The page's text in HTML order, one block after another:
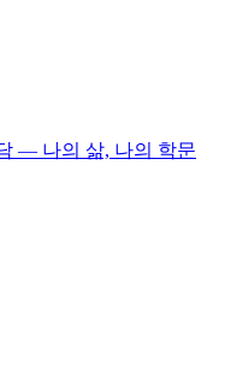
— 나의 삶, 나의 학문